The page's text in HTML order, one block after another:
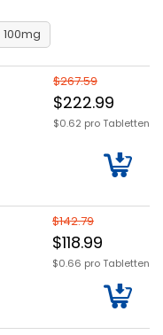
100mg
$267.59
$222.99
$0.62 pro Tabletten
$142.79
$118.99
$0.66 pro Tabletten